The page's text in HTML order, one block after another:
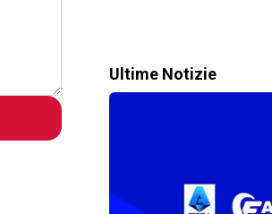
Ultime Notizie